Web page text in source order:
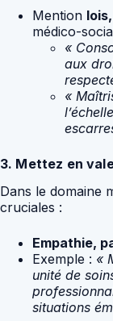
Mention
médico-
«
aux
«
3. Mettez en
Dans le domaine
cruciales :
Empathie,
Exemple : «
unité de
situations